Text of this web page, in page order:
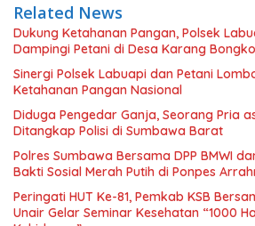
Related News
Dukung Ketahanan Pangan, Polsek
Dampingi Petani di Desa Karang
Sinergi Polsek Labuapi dan Petani
Ketahanan Pangan Nasional
Diduga Pengedar Ganja, Seorang Pria
Ditangkap Polisi di Sumbawa Barat
Polres Sumbawa Bersama DPP BMWI
Bakti Sosial Merah Putih di Ponpes
Peringati HUT Ke-81, Pemkab KSB
Unair Gelar Seminar Kesehatan “1000